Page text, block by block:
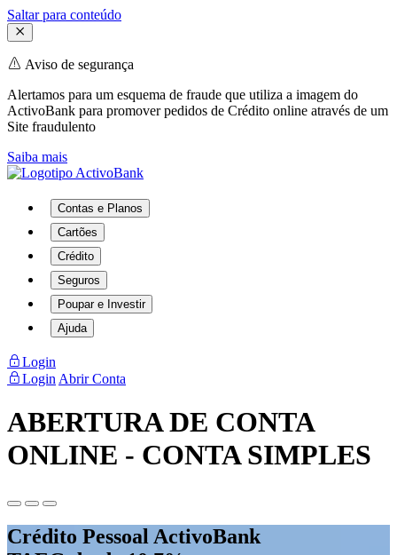
Saltar para conteúdo
Aviso de segurança
Alertamos para um esquema de fraude que utiliza a imagem do
ActivoBank para promover pedidos de Crédito online através de um
Site fraudulento
Saiba mais
Contas e Planos
Cartões
Crédito
Seguros
Poupar e Investir
Ajuda
Login
Login Abrir Conta
ABERTURA DE CONTA
ONLINE - CONTA SIMPLES
Crédito Pessoal ActivoBank